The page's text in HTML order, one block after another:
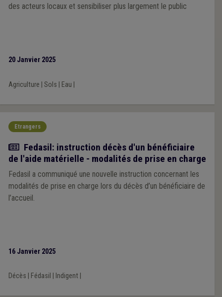
des acteurs locaux et sensibiliser plus largement le public
20 Janvier 2025
Agriculture Sols Eau
Etrangers
Actualité
Fedasil: instruction décès d'un bénéficiaire
de l'aide matérielle - modalités de prise en charge
Fedasil a communiqué une nouvelle instruction concernant les
modalités de prise en charge lors du décès d’un bénéficiaire de
l’accueil.
16 Janvier 2025
Décès Fédasil Indigent|